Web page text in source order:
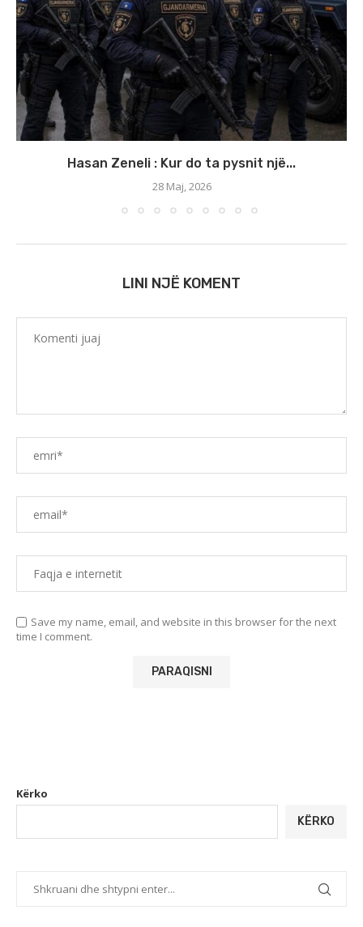
Hasan Zeneli : Kur do ta pysnit një...
28 Maj, 2026
LINI NJË KOMENT
Save my name, email, and website in this browser for the next
time I comment.
Kërko
KËRKO